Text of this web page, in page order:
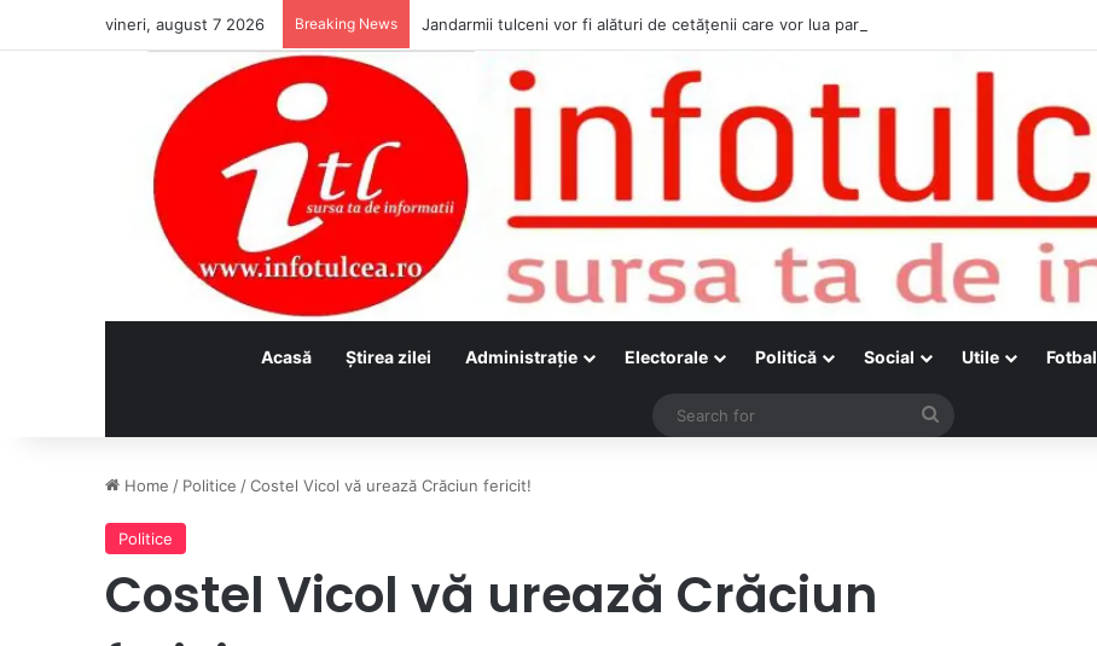
vineri, august 7 2026 Breaking News Jandarmii tulceni vor fi alături de cetățenii care vor lua parte la Festivalul Folk Țestos
Acasă Ştirea zilei Administraţie Electorale Politică Social Utile Fotbal
Search
Home / Politice /Costel Vicol vă urează Crăciun fericit!
Politice
Costel Vicol vă urează Crăciun